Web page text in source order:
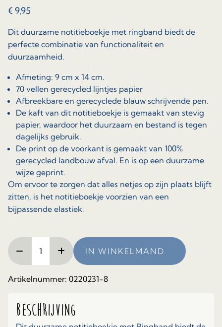
€ 9,95
Dit duurzame notitieboekje met ringband biedt de
perfecte combinatie van functionaliteit en
duurzaamheid.
Afmeting: 9 cm x 14 cm.
70 vellen gerecycled lijntjes papier
Afbreekbare en gerecyclede blauw schrijvende pen.
De kaft van dit notitieboekje is gemaakt van stevig
papier, waardoor het duurzaam en bestand is tegen
dagelijks gebruik.
De print op de voorkant is gemaakt van 100%
gerecycled landbouw afval. En is op een duurzame
wijze geprint.
Om ervoor te zorgen dat alles netjes op zijn plaats blijft
zitten, is het notitieboekje voorzien van een
bijpassende elastiek.
Duurzaam
notitieboekje
met
gerecyclede
Design:
wit
IN WINKELMAND
Artikelnummer: 0220231-8
Beschrijving